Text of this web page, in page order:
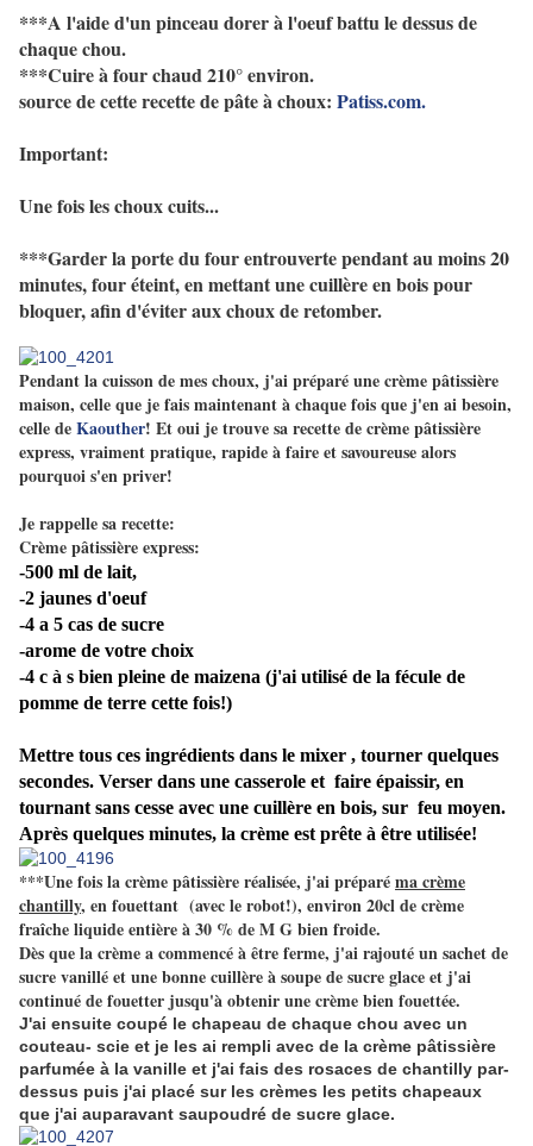
***A l'aide d'un pinceau dorer à l'oeuf battu le dessus de
chaque chou.
***Cuire à four chaud 210° environ.
source de cette recette de pâte à choux: Patiss.com.
Important:
Une fois les choux cuits...
***Garder la porte du four entrouverte pendant au moins 20
minutes, four éteint, en mettant une cuillère en bois pour
bloquer, afin d'éviter aux choux de retomber.
Pendant la cuisson de mes choux, j'ai préparé une crème pâtissière
maison, celle que je fais maintenant à chaque fois que j'en ai besoin,
celle deKaouther! Et oui je trouve sa recette de crème pâtissière
express, vraiment pratique, rapide à faire et savoureuse alors
pourquoi s'en priver!
Je rappelle sa recette:
Crème pâtissière express:
-500 ml de lait,
-2 jaunes d'oeuf
-4 a 5 cas de sucre
-arome de votre choix
-4 c à s bien pleine de maizena (j'ai utilisé de la fécule de
pomme de terre cette fois!)
Mettre tous ces ingrédients dans le mixer , tourner quelques
secondes. Verser dans une casserole et faire épaissir, en
tournant sans cesse avec une cuillère en bois, sur feu moyen.
Après quelques minutes, la crème est prête à être utilisée!
***Une fois la crème pâtissière réalisée, j'ai préparéma crème
chantilly, en fouettant (avec le robot!), environ 20cl de crème
fraîche liquide entière à 30 % de M G bien froide.
Dès que la crème a commencé à être ferme, j'ai rajouté un sachet de
sucre vanillé et une bonne cuillère à soupe de sucre glace et j'ai
continué de fouetter jusqu'à obtenir une crème bien fouettée.
J'ai ensuite coupé le chapeau de chaque chou avec un
couteau- scie et je les ai rempli avec de la crème pâtissière
parfumée à la vanille et j'ai fais des rosaces de chantilly par-
dessus puis j'ai placé sur les crèmes les petits chapeaux
que j'ai auparavant saupoudré de sucre glace.